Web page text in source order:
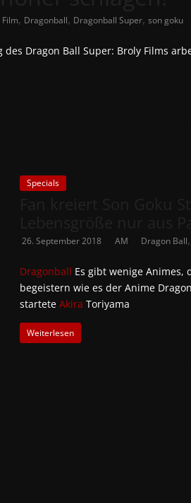
, Dragonball, Dragonball Super, son goku
Dragon Ball Super: Broly Films
Specials
26. September 2018 AM Dragon Ball,
Dragonball Es gibt wenige Animes,
begeistern wie es der Anime
starteteAkira Toriyama
Weiterlesen